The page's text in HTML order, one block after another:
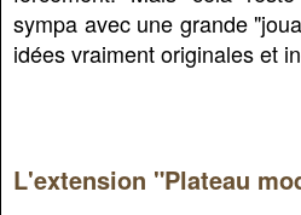
sympa avec une grande
idées vraiment originales et
L'extension "Plateau